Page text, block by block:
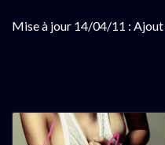
Mise à jour 14/04/11 :